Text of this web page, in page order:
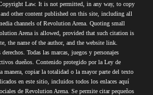
Law. It is not permitted, in any way, to copy
other content published on this site, including all
channels of Revolution Arena. Quoting small
Arena is allowed, provided that such citation is
the name of the author, and the website link.
Todas las marcas, juegos y personajes
dueños. Contenido protegido por la Ley de
copiar la totalidad o la mayor parte del texto
en este sitio, incluidos todos los enlaces aquí
de Revolution Arena. Se permite citar pequeños